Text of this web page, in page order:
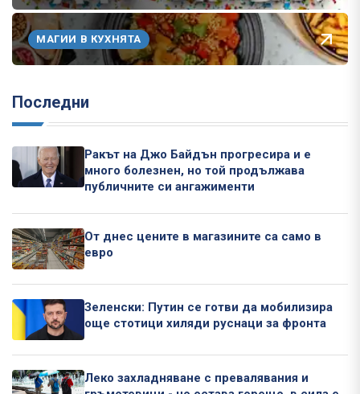
МАГИИ В КУХНЯТА
Последни
Ракът на Джо Байдън прогресира и е
много болезнен, но той продължава
публичните си ангажименти
От днес цените в магазините са само в
евро
Зеленски: Путин се готви да мобилизира
още стотици хиляди руснаци за фронта
Леко захладняване с превалявания и